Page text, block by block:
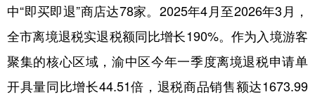
中“即买即退”商店达78家。2025年4月至2026年3月，
全市离境退税实退税额同比增长190%。作为入境游客
聚集的核心区域，渝中区今年一季度离境退税申请单
开具量同比增长44.51倍，退税商品销售额达1673.99